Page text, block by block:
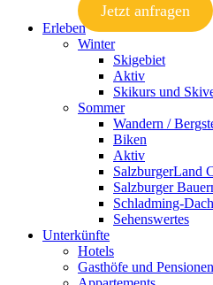
Jetzt anfragen
Erleben
Winter
Skigebiet
Aktiv
Skikurs und
Sommer
Wandern /
Biken
Aktiv
SalzburgerLand
Salzburger
Schladming-
Sehenswertes
Unterkünfte
Hotels
Gasthöfe und Pensionen